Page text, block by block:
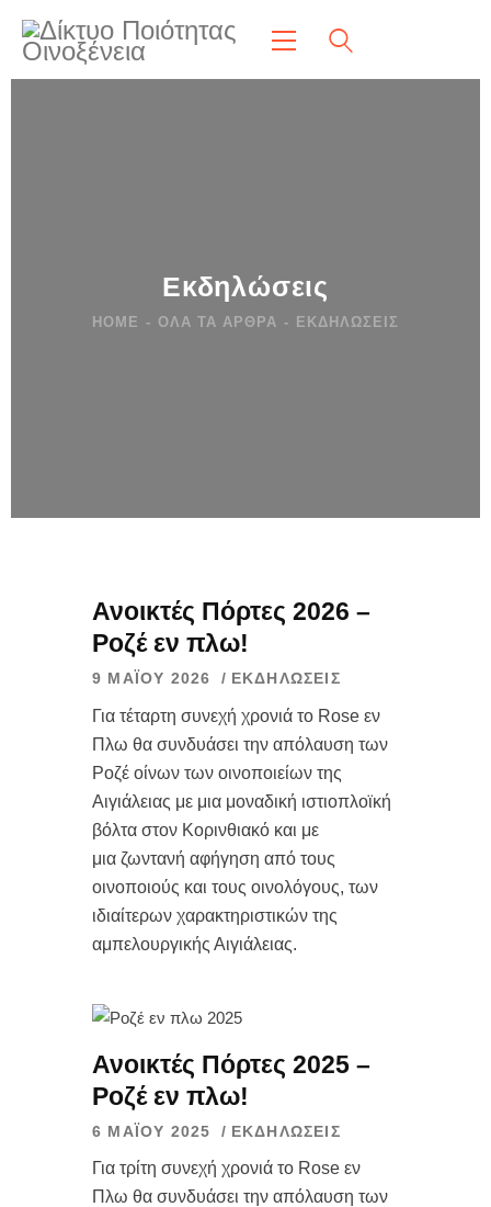
Εκδηλώσεις
HOME ΌΛΑ ΤΑ ΆΡΘΡΑ ΕΚΔΗΛΏΣΕΙΣ
Ανοικτές Πόρτες 2026 –
Ροζέ εν πλω!
9 ΜΑΪ́ΟΥ 2026 ΕΚΔΗΛΏΣΕΙΣ
Για τέταρτη συνεχή χρονιά το Rose εν
Πλω θα συνδυάσει την απόλαυση των
Ροζέ οίνων των οινοποιείων της
Αιγιάλειας με μια μοναδική ιστιοπλοϊκή
βόλτα στον Κορινθιακό και με
μια ζωντανή αφήγηση από τους
οινοποιούς και τους οινολόγους, των
ιδιαίτερων χαρακτηριστικών της
αμπελουργικής Αιγιάλειας.
Ανοικτές Πόρτες 2025 –
Ροζέ εν πλω!
6 ΜΑΪ́ΟΥ 2025 ΕΚΔΗΛΏΣΕΙΣ
Για τρίτη συνεχή χρονιά το Rose εν
Πλω θα συνδυάσει την απόλαυση των